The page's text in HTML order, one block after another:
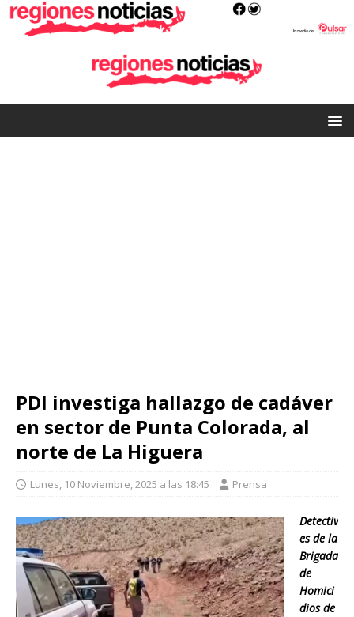
PDI investiga hallazgo de cadáver
en sector de Punta Colorada, al
norte de La Higuera
Lunes, 10 Noviembre, 2025 a las 18:45 Prensa
Detectiv
es de la
Brigada
de
Homici
dios de